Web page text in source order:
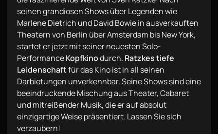
seinen grandiosen Shows über Legenden wie
Marlene Dietrich und David Bowie in ausverkauften
Theatern von Berlin über Amsterdam bis New York,
startet er jetzt mit seiner neuesten Solo-
PerformanceKopfkinodurch. Ratzkes tiefe
Leidenschaftfür das Kino ist in all seinen
Darbietungen unverkennbar. Seine Shows sind eine
beeindruckende Mischung aus Theater, Cabaret
und mitreißender Musik, die er auf absolut
einzigartige Weise präsentiert. Lassen Sie sich
verzaubern!